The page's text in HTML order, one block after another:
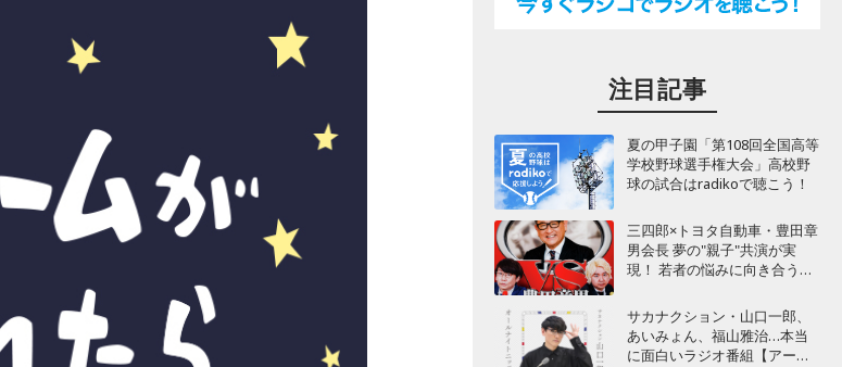
注目記事
夏の甲子園「第108回全国高等
学校野球選手権大会」高校野
球の試合はradikoで聴こう！
三四郎×トヨタ自動車・豊田章
男会長 夢の"親子"共演が実
現！ 若者の悩みに向き合うポ
サカナクション・山口一郎、
あいみょん、福山雅治…本当
に面白いラジオ番組【アーテ